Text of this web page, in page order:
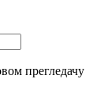
прегледачу